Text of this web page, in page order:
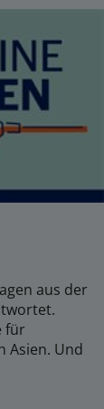
aus der
für
Asien. Und